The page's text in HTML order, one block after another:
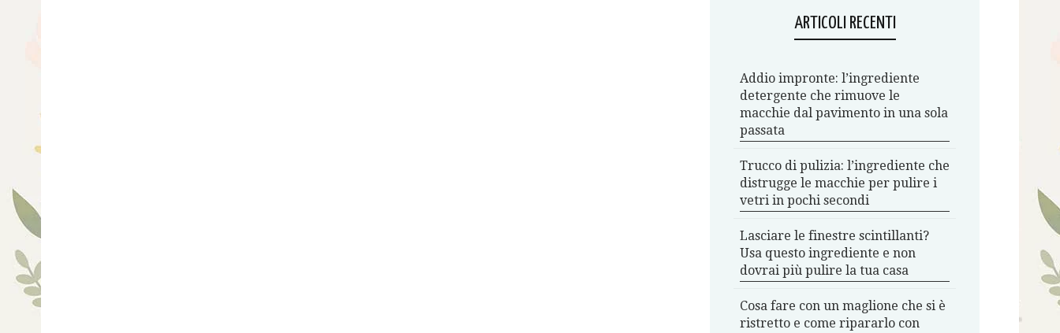
ARTICOLI RECENTI
Addio impronte: l’ingrediente
detergente che rimuove le
macchie dal pavimento in una sola
passata
Trucco di pulizia: l’ingrediente che
distrugge le macchie per pulire i
vetri in pochi secondi
Lasciare le finestre scintillanti?
Usa questo ingrediente e non
dovrai più pulire la tua casa
Cosa fare con un maglione che si è
ristretto e come ripararlo con